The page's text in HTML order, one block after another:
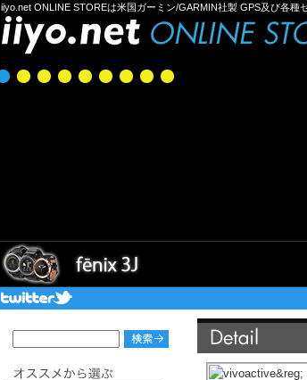
iiyo.net ONLINE STOREは米国ガーミン/GARMIN社製 GPS及び各